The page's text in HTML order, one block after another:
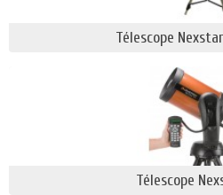
En effet, ces modèles de
Cassegrain ont l’avantage
d’excellente qualité optique
l’indéniable atout d’être
gros diamètre (d’où sa
astronome nomade).
Les tubes C8, C9, C11 et C14
version Edge-HD,
la pratique de l’astrophoto,
Télescope
Télescope